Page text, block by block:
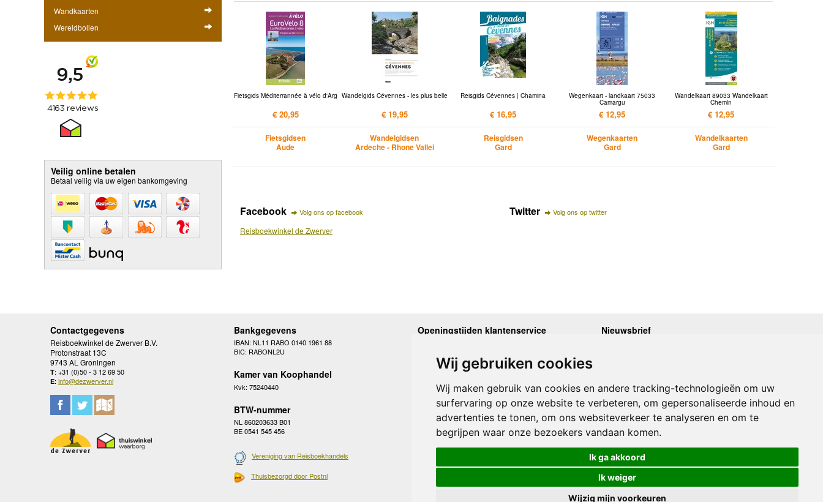
Wij gebruiken cookies
Wij maken gebruik van cookies en andere tracking-technologieën om uw
surfervaring op onze website te verbeteren, om gepersonaliseerde inhoud en
advertenties te tonen, om ons websiteverkeer te analyseren en om te
begrijpen waar onze bezoekers vandaan komen.
Ik ga akkoord
Ik weiger
Wijzig mijn voorkeuren
Wandkaarten
Wereldbollen
Veilig online betalen
Betaal veilig via uw eigen bankomgeving
Fietsgids Méditerrannée à vélo d'Arg
€ 20,95
Fietsgidsen
Aude
Wandelgids Cévennes - les plus belle
€ 19,95
Wandelgidsen
Ardeche - Rhone Vallei
Reisgids Cévennes | Chamina
€ 16,95
Reisgidsen
Gard
Wegenkaart - landkaart 75033
Camargu
€ 12,95
Wegenkaarten
Gard
Wandelkaart 89033 Wandelkaart
Chemin
€ 12,95
Wandelkaarten
Gard
Facebook Volg ons op facebook
Reisboekwinkel de Zwerver
Twitter Volg ons op twitter
Contactgegevens
Reisboekwinkel de Zwerver B.V.
Protonstraat 13C
9743 AL Groningen
T: +31 (0)50 - 3 12 69 50
E: info@dezwerver.nl
Bankgegevens
IBAN: NL11 RABO 0140 1961 88
BIC: RABONL2U
Kamer van Koophandel
Kvk: 75240440
BTW-nummer
NL 860203633 B01
BE 0541 545 456
Vereniging van Reisboekhandels
Thuisbezorgd door Postnl
Openingstijden klantenservice
Woensdag
10.00 - 12.30 en 13.30 - 17.00
Donderdag
Vrijdag
10.00 - 12.30 en 13.30 - 17.00
Zaterdag
gesloten
Zondag
gesloten
Nieuwsbrief
Onze laatste Nieuwsbrief
Inschrijven